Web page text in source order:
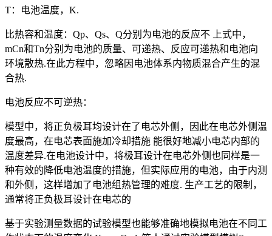
T：电池温度，K.
比热容和温度：Qp、Qs、Q分别为电池的反应不 上式中，
mCn和Tn分别为电池的质量、可递热、反应可递热和电池向
环境散热.在此方程中，忽略因电池体系内物质混合产生的混
合热.
电池反应不可逆热：
模型中，将正负极耳均设计在了电芯外侧，因此在电芯外侧温
度最高，在电芯表面施加冷却措施 能很好地减小电芯内部的
温度差异.在电池设计中，将极耳设计在电芯外侧也同样是一
种有效的降低电池温度的措施，但实际应用的电池，由于内测
和外侧，这样增加了电池组热管理的难度. 生产工艺的限制，
通常将正负极耳设计在电芯的
基于实验测量数据的试验模型也能够准确地模拟电池在不同工